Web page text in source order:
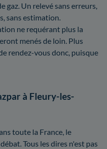
gaz. Un relevé sans erreurs,
sans estimation.
ne requérant plus la
menés de loin. Plus
rendez-vous donc, puisque
à Fleury-les-
toute la France, le
Tous les dires n'est pas